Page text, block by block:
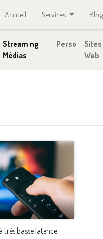
Accueil Services Blog
Streaming
Médias
Perso
Sites
Web
très basse latence